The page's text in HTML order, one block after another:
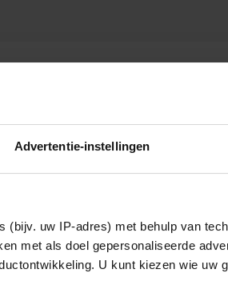
Advertentie-instellingen
(bijv. uw IP-adres) met behulp van
met als doel gepersonaliseerde
U kunt kiezen wie uw